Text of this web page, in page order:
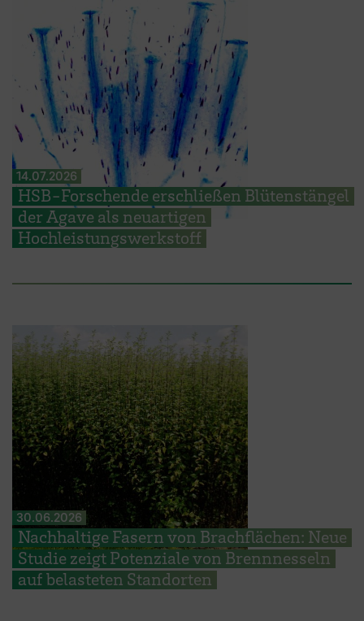
14.07.2026
HSB-Forschende erschließen Blütenstängel
der Agave als neuartigen
Hochleistungswerkstoff
30.06.2026
Nachhaltige Fasern von Brachflächen: Neue
Studie zeigt Potenziale von Brennnesseln
auf belasteten Standorten